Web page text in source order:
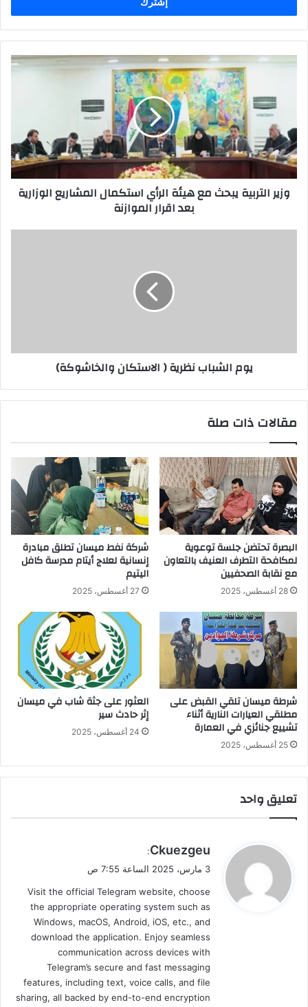
الرأي
استكمال
المشاريع
الوزارية
بعدوزير التربية يبحث مع هيئة الرأي استكمال المشاريع الوزارية
بعد اقرار الموازنة
يوم الشباب نظرية ( الاستكان والخاشوكة)
مقالات ذات صلة
البصرة تحتضن جلسة توعوية
لمكافحة التطرف العنيف بالتعاون
مع نقابة الصحفيين
28 أغسطس، 2025
شركة نفط ميسان تطلق مبادرة
إنسانية لعلاج أيتام مدرسة كافل
اليتيم
27 أغسطس، 2025
شرطة ميسان تلقي القبض على
مطلقي العيارات النارية أثناء
تشييع جنائزي في العمارة
25 أغسطس، 2025
العثور على جثة شاب في ميسان
إثر حادث سير
24 أغسطس، 2025
تعليق واحد
ي
ق
ل
Ckuezgeu
:
3 مارس، 2025 الساعة 7:55 ص
Visit the official Telegram website, choose
the appropriate operating system such as
Windows, macOS, Android, iOS, etc., and
download the application. Enjoy seamless
communication across devices with
Telegram’s secure and fast messaging
features, including text, voice calls, and file
sharing, all backed by end-to-end encryption